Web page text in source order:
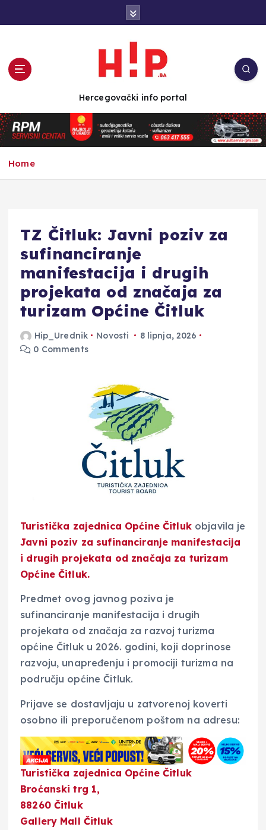
n
t
e
Hercegovački info portal
Home
TZ Čitluk: Javni poziv za
sufinanciranje
manifestacija i drugih
projekata od značaja za
turizam Općine Čitluk
Hip_Urednik Novosti
8 lipnja, 2026
0 Comments
Turistička zajednica Općine Čitluk objavila je
Javni poziv za sufinanciranje manifestacija
i drugih projekata od značaja za turizam
Općine Čitluk.
Predmet ovog javnog poziva je
sufinanciranje manifestacija i drugih
projekata od značaja za razvoj turizma
općine Čitluk u 2026. godini, koji doprinose
razvoju, unapređenju i promociji turizma na
području općine Čitluk.
Prijave se dostavljaju u zatvorenoj koverti
osobno ili preporučenom poštom na adresu:
Turistička zajednica Općine Čitluk
Broćanski trg 1,
88260 Čitluk
Gallery Mall Čitluk